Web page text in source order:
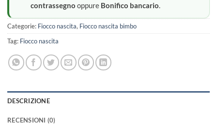
contrassegno oppure Bonifico bancario.
Categorie: Fiocco nascita, Fiocco nascita bimbo
Tag: Fiocco nascita
DESCRIZIONE
RECENSIONI (0)